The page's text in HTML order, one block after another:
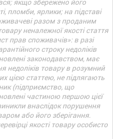
пломби, ярлики; на підставі
разом з проданим
неналежної якості стаття
прав споживачів»: в разі
строку недоліків
законодавством, має
недоліків товару в розумний
цією статтею, не підлягають
(підприємство, що
частиною першою цієї
внаслідок порушення
або його зберігання.
якості товару особисто